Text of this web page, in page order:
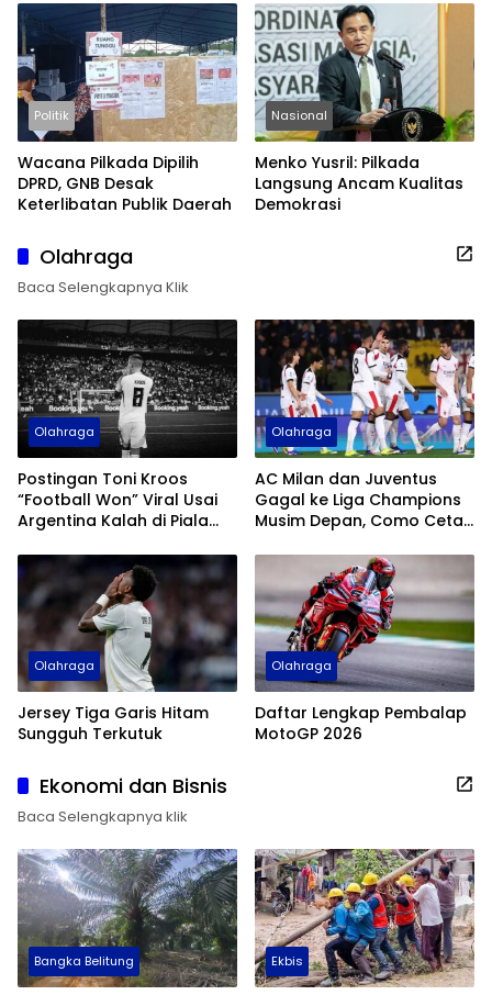
Politik
Wacana Pilkada Dipilih
DPRD, GNB Desak
Keterlibatan Publik Daerah
Nasional
Menko Yusril: Pilkada
Langsung Ancam Kualitas
Demokrasi
Olahraga
Baca Selengkapnya Klik
Olahraga
Postingan Toni Kroos
“Football Won” Viral Usai
Argentina Kalah di Piala
Olahraga
AC Milan dan Juventus
Gagal ke Liga Champions
Musim Depan, Como Cetak
Olahraga
Jersey Tiga Garis Hitam
Sungguh Terkutuk
Olahraga
Daftar Lengkap Pembalap
MotoGP 2026
Ekonomi dan Bisnis
Baca Selengkapnya klik
Bangka Belitung Ekbis